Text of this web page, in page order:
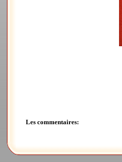
Les commentaires: